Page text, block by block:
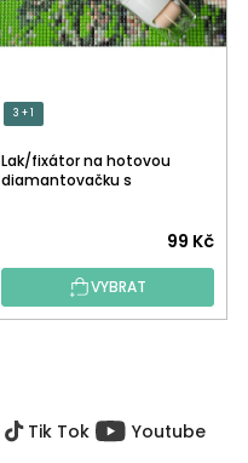
3 + 1
Lak/fixátor na hotovou
diamantovačku s
hodnocení
produktu
je
hvězdiček.
99 Kč
VYBRAT
Tik Tok Youtube